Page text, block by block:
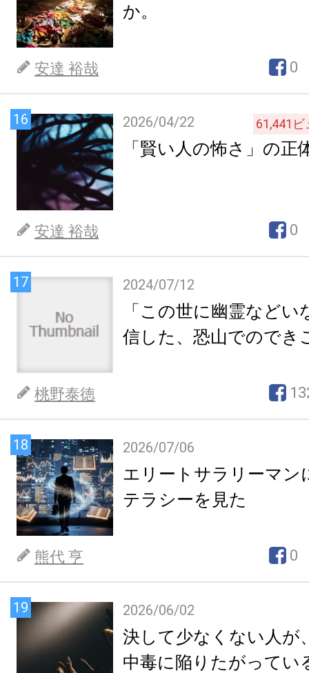
か。
安達 裕哉 0
16 2026/04/22 61,441 ビ
「賢い人の怖さ」の正
安達 裕哉 0
17 2024/07/12
「この世に幽霊など
信した、恐山でのでき
桃野泰徳
18 2026/07/06
エリートサラリーマン
テラシーを見た
熊代 亨 0
19 2026/06/02
決して少なくない人が
中毒に陥りたがってい